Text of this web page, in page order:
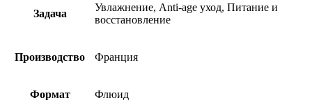
Задача
Увлажнение, Anti-age уход, Питание и
восстановление
Производство Франция
Формат Флюид